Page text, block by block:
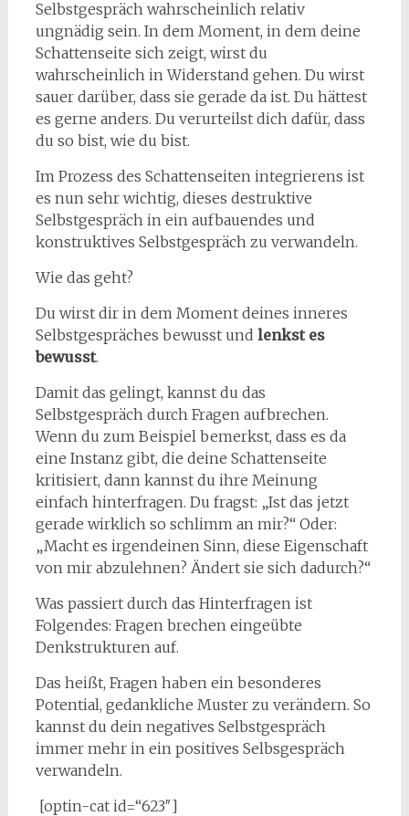
Selbstgespräch wahrscheinlich relativ
ungnädig sein. In dem Moment, in dem deine
Schattenseite sich zeigt, wirst du
wahrscheinlich in Widerstand gehen. Du wirst
sauer darüber, dass sie gerade da ist. Du hättest
es gerne anders. Du verurteilst dich dafür, dass
du so bist, wie du bist.
Im Prozess des Schattenseiten integrierens ist
es nun sehr wichtig, dieses destruktive
Selbstgespräch in ein aufbauendes und
konstruktives Selbstgespräch zu verwandeln.
Wie das geht?
Du wirst dir in dem Moment deines inneres
Selbstgespräches bewusst und lenkst es
bewusst.
Damit das gelingt, kannst du das
Selbstgespräch durch Fragen aufbrechen.
Wenn du zum Beispiel bemerkst, dass es da
eine Instanz gibt, die deine Schattenseite
kritisiert, dann kannst du ihre Meinung
einfach hinterfragen. Du fragst: „Ist das jetzt
gerade wirklich so schlimm an mir?“ Oder:
„Macht es irgendeinen Sinn, diese Eigenschaft
von mir abzulehnen? Ändert sie sich dadurch?“
Was passiert durch das Hinterfragen ist
Folgendes: Fragen brechen eingeübte
Denkstrukturen auf.
Das heißt, Fragen haben ein besonderes
Potential, gedankliche Muster zu verändern. So
kannst du dein negatives Selbstgespräch
immer mehr in ein positives Selbsgespräch
verwandeln.
[optin-cat id=“623″]